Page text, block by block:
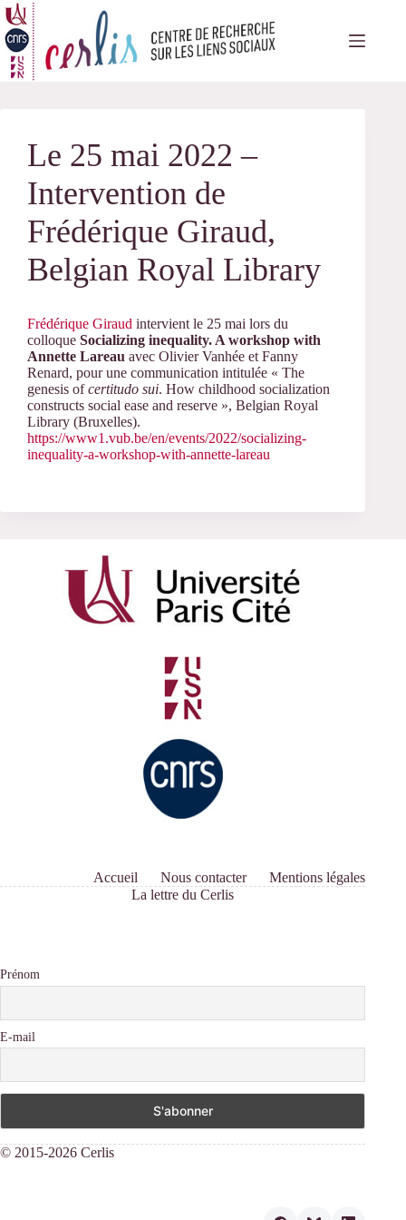
Passer
au
contenu
Le 25 mai 2022 –
Intervention de
Frédérique Giraud,
Belgian Royal Library
Frédérique Giraud intervient le 25 mai lors du
colloque Socializing inequality. A workshop with
Annette Lareau avec Olivier Vanhée et Fanny
Renard, pour une communication intitulée « The
genesis ofcertitudo sui. How childhood socialization
constructs social ease and reserve », Belgian Royal
Library (Bruxelles).
https://www1.vub.be/en/events/2022/socializing-
inequality-a-workshop-with-annette-lareau
Accueil Nous contacter
Mentions légales
La lettre du Cerlis
Prénom
E-mail
© 2015-2026 Cerlis